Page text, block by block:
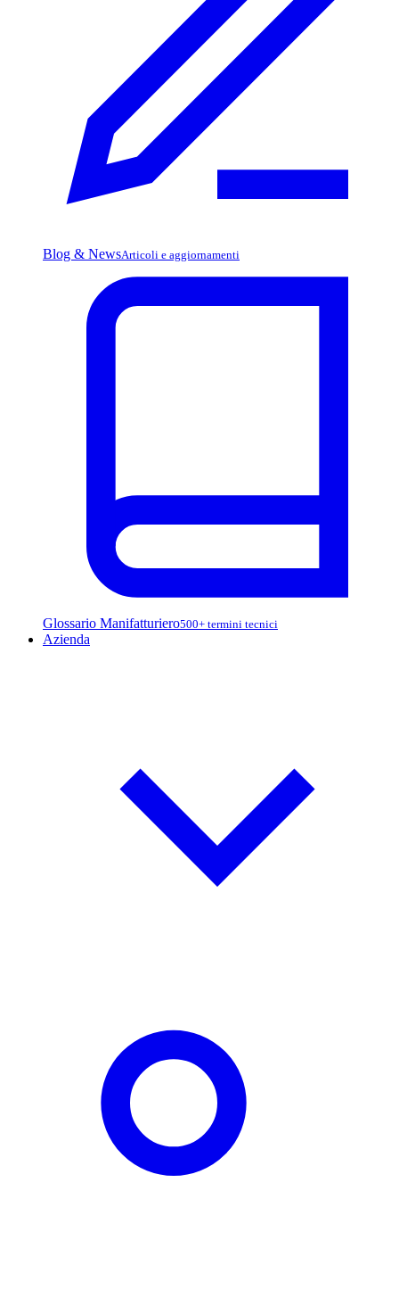
Blog & NewsArticoli e aggiornamenti
Glossario Manifatturiero500+ termini tecnici
Azienda